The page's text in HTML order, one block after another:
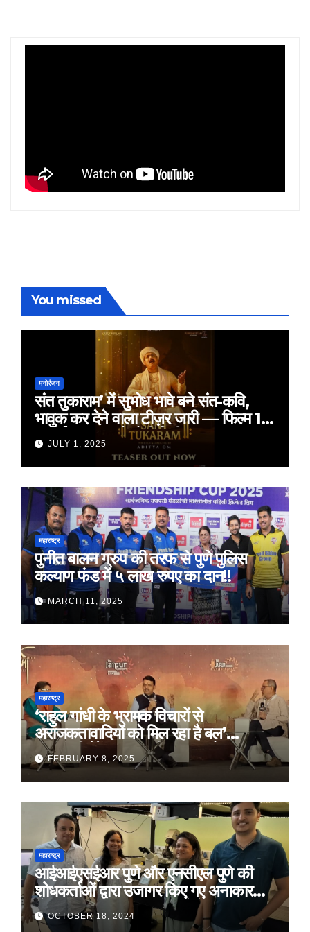
You missed
मनोरंजन
संत तुकाराम’ में सुभोध भावे बने संत-कवि,
भावुक कर देने वाला टीज़र जारी — फिल्म 18
जुलाई 2025 को होगी रिलीज़
JULY 1, 2025
महाराष्ट्र
पुनीत बालन ग्रुप की तरफ से पुणे पुलिस
कल्याण फंड में ५ लाख रुपए का दान!!
MARCH 11, 2025
महाराष्ट्र
‘राहुल गांधी के भ्रामक विचारों से
अराजकतावादियों को मिल रहा है बल’
मुख्यमंत्री देवेंद्र फडणवीस का आरोप
FEBRUARY 8, 2025
महाराष्ट्र
आईआईएसईआर पुणे और एनसीएल पुणे की
शोधकर्ताओं द्वारा उजागर किए गए अनाकार
ठोस विरूपण में संरचनात्मक दोषों की प्रमुख
भूमिका
OCTOBER 18, 2024